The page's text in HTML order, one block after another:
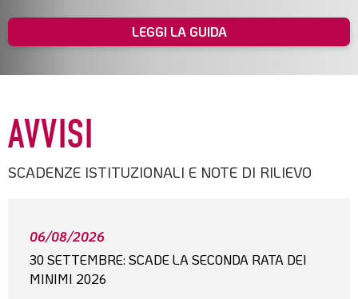
LEGGI LA GUIDA
AVVISI
SCADENZE ISTITUZIONALI E NOTE DI RILIEVO
06/08/2026
30 SETTEMBRE: SCADE LA SECONDA RATA DEI
MINIMI 2026